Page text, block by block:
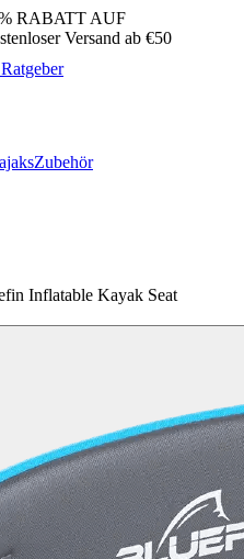
RABATT AUF
Versand ab €50
Ratgeber
Zubehör
Inflatable Kayak Seat